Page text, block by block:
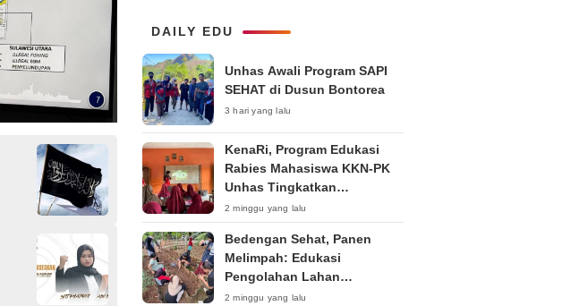
Bicara
DAILY EDU
Unhas Awali Program SAPI
SEHAT di Dusun Bontorea
3 hari yang lalu
KenaRi, Program Edukasi
Rabies Mahasiswa KKN-PK
Unhas Tingkatkan
Kesadaran Siswa SD Negeri 4
Maccorawalie
2 minggu yang lalu
Bedengan Sehat, Panen
Melimpah: Edukasi
Pengolahan Lahan
Bedengan Organik bagi KWT
2 minggu yang lalu